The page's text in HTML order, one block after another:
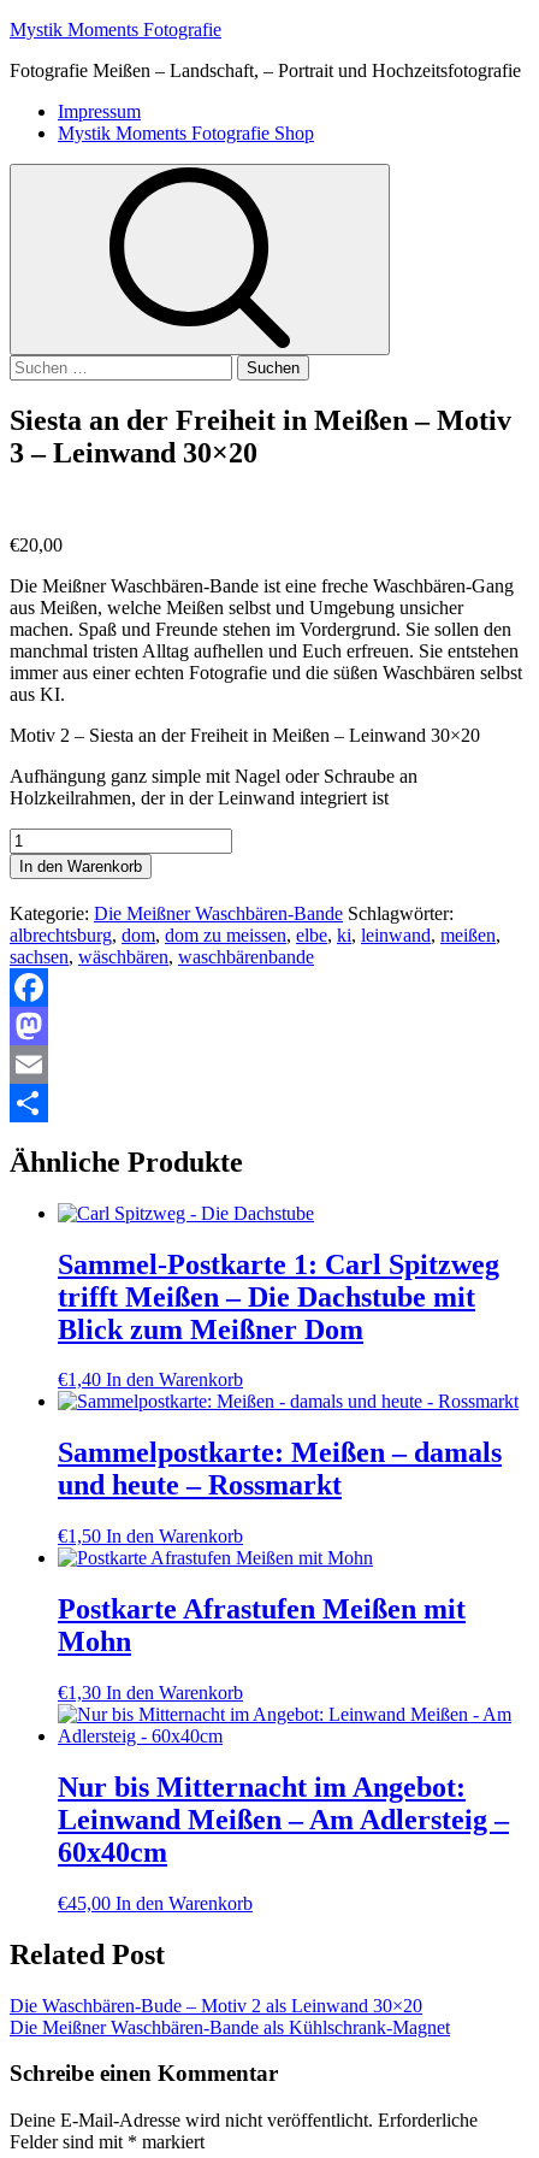
Skip
content
Mystik Moments Fotografie
Fotografie Meißen – Landschaft, – Portrait und Hochzeitsfotografie
Primary
Menu
Impressum
Mystik Moments Fotografie Shop
Suchen
nach:
Siesta an der Freiheit in Meißen – Motiv
3 – Leinwand 30×20
€20,00
Die Meißner Waschbären-Bande ist eine freche Waschbären-Gang
aus Meißen, welche Meißen selbst und Umgebung unsicher
machen. Spaß und Freunde stehen im Vordergrund. Sie sollen den
manchmal tristen Alltag aufhellen und Euch erfreuen. Sie entstehen
immer aus einer echten Fotografie und die süßen Waschbären selbst
aus KI.
Motiv 2 – Siesta an der Freiheit in Meißen – Leinwand 30×20
Aufhängung ganz simple mit Nagel oder Schraube an
Holzkeilrahmen, der in der Leinwand integriert ist
Siesta
an
der
Freiheit
in
Meißen
-
Motiv
3
Leinwand
30x20
Menge
In den Warenkorb
Kategorie: Die Meißner Waschbären-Bande Schlagwörter:
albrechtsburg, dom, dom zu meissen, elbe, ki, leinwand, meißen,
sachsen, wäschbären, waschbärenbande
Facebook
Mastodon
Email
Ähnliche Produkte
Sammel-Postkarte 1: Carl Spitzweg
trifft Meißen – Die Dachstube mit
Blick zum Meißner Dom
€1,40 In den Warenkorb
Sammelpostkarte: Meißen – damals
und heute – Rossmarkt
€1,50 In den Warenkorb
Postkarte Afrastufen Meißen mit
Mohn
€1,30 In den Warenkorb
Nur bis Mitternacht im Angebot:
Leinwand Meißen – Am Adlersteig –
60x40cm
€45,00 In den Warenkorb
Related Post
Beitragsnavigation
Die Waschbären-Bude – Motiv 2 als Leinwand 30×20
Die Meißner Waschbären-Bande als Kühlschrank-Magnet
Schreibe einen Kommentar
Deine E-Mail-Adresse wird nicht veröffentlicht. Erforderliche
Felder sind mit * markiert